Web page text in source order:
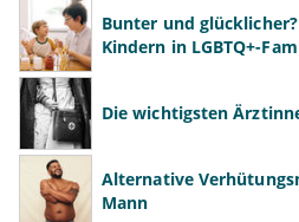
Bunter und
Kindern in LGBTQ+-
Die wichtigsten
Alternative
Mann